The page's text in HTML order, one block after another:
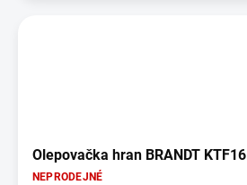
Olepovačka hran BRANDT KTF16
NEPRODEJNÉ